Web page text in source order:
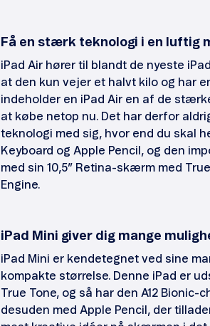
Få en stærk teknologi i en luftig
iPad Air hører til blandt de nyeste
at den kun vejer et halvt kilo og har
indeholder en iPad Air en af de
at købe netop nu. Det har derfor
teknologi med sig, hvor end du skal
Keyboard og Apple Pencil, og den
med sin 10,5” Retina-skærm med
Engine.
iPad Mini giver dig mange
iPad Mini er kendetegnet ved sine
kompakte størrelse. Denne iPad er
True Tone, og så har den A12 Bionic-
desuden med Apple Pencil, der